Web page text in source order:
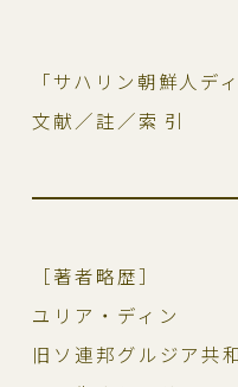
「サハリン朝鮮人デ
文献／註／索 引
［著者略歴］
ユリア・ディン
旧ソ連邦グルジア共